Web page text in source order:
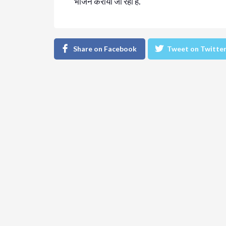
Share on Facebook Tweet on Twitter